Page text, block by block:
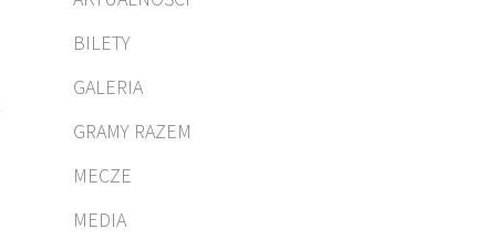
BILETY
GALERIA
GRAMY RAZEM
MECZE
MEDIA